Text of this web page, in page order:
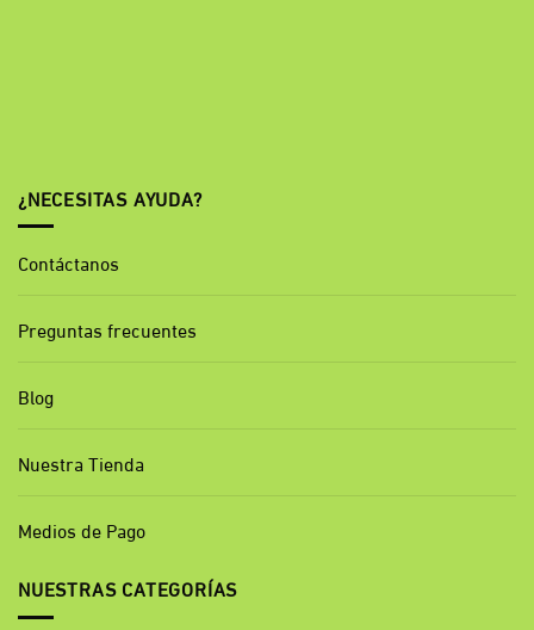
¿NECESITAS AYUDA?
Contáctanos
Preguntas frecuentes
Blog
Nuestra Tienda
Medios de Pago
NUESTRAS CATEGORÍAS